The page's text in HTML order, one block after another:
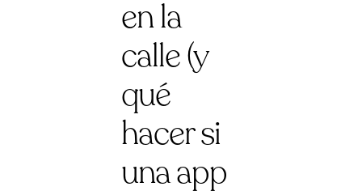
en la
calle (y
qué
hacer si
una app